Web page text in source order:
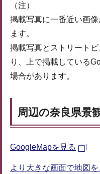
（注）
掲載写真に一番近い画
ます。
掲載写真とストリート
り、上で掲載している
場合があります。
周辺の奈良県景
GoogleMapを見る
より大きな画面で地図